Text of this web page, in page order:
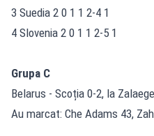
3 Suedia 2 0 1 1 2-4 1
4 Slovenia 2 0 1 1 2-5 1
Grupa C
Belarus - Scoția 0-2, la
Au marcat: Che Adams 43,